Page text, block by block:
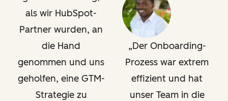
als wir HubSpot-
Partner wurden, an
die Hand
genommen und uns
geholfen, eine GTM-
Strategie zu
Der Onboarding-
Prozess war extrem
effizient und hat
unser Team in die